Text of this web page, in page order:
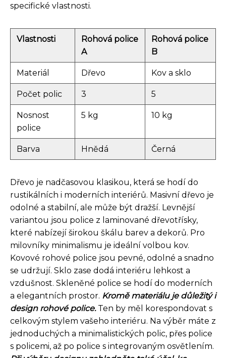
specifické vlastnosti.
Vlastnosti
Rohová police
A
Rohová police
B
Materiál Dřevo Kov a sklo
Počet polic 3 5
Nosnost
police
5 kg 10 kg
Barva Hnědá Černá
Dřevo je nadčasovou klasikou, která se hodí do
rustikálních i moderních interiérů. Masivní dřevo je
odolné a stabilní, ale může být dražší. Levnější
variantou jsou police z laminované dřevotřísky,
které nabízejí širokou škálu barev a dekorů. Pro
milovníky minimalismu je ideální volbou kov.
Kovové rohové police jsou pevné, odolné a snadno
se udržují. Sklo zase dodá interiéru lehkost a
vzdušnost. Skleněné police se hodí do moderních
a elegantních prostor. Kromě materiálu je důležitý i
design rohové police.Ten by měl korespondovat s
celkovým stylem vašeho interiéru. Na výběr máte z
jednoduchých a minimalistických polic, přes police
s policemi, až po police s integrovaným osvětlením.